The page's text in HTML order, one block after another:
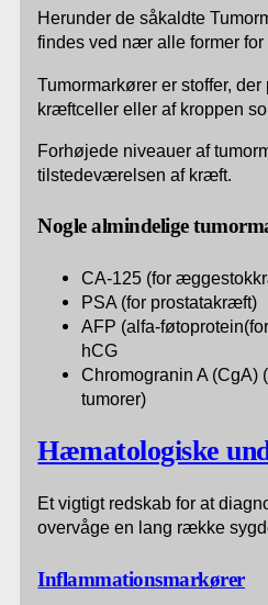
Herunder de såkaldte
findes ved nær alle former
Tumormarkører er stoffer,
kræftceller eller af kroppen
Forhøjede niveauer af
tilstedeværelsen af kræft.
Nogle almindelige
CA-125 (for
PSA (for prostatakræft)
AFP (alfa-
hCG
Chromogranin A (CgA)
tumorer)
Hæmatologiske
Et vigtigt redskab for at
overvåge en lang række
Inflammationsmarkører